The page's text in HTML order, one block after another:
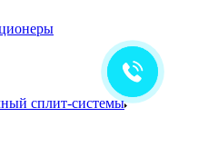
сплит-системы